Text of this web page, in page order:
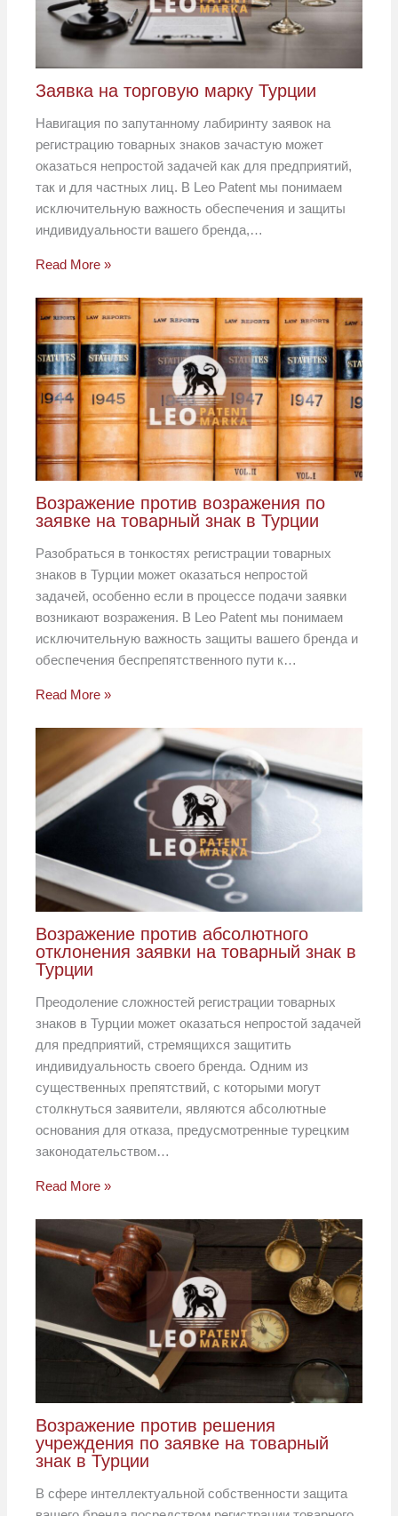
Заявка на торговую марку Турции
Навигация по запутанному лабиринту заявок на
регистрацию товарных знаков зачастую может
оказаться непростой задачей как для предприятий,
так и для частных лиц. В Leo Patent мы понимаем
исключительную важность обеспечения и защиты
индивидуальности вашего бренда,…
Read More »
Возражение против возражения по
заявке на товарный знак в Турции
Разобраться в тонкостях регистрации товарных
знаков в Турции может оказаться непростой
задачей, особенно если в процессе подачи заявки
возникают возражения. В Leo Patent мы понимаем
исключительную важность защиты вашего бренда и
обеспечения беспрепятственного пути к…
Read More »
Возражение против абсолютного
отклонения заявки на товарный знак в
Турции
Преодоление сложностей регистрации товарных
знаков в Турции может оказаться непростой задачей
для предприятий, стремящихся защитить
индивидуальность своего бренда. Одним из
существенных препятствий, с которыми могут
столкнуться заявители, являются абсолютные
основания для отказа, предусмотренные турецким
законодательством…
Read More »
Возражение против решения
учреждения по заявке на товарный
знак в Турции
В сфере интеллектуальной собственности защита